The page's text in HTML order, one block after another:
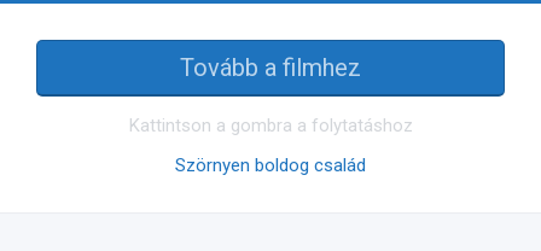
Tovább a filmhez
Kattintson a gombra a folytatáshoz
Szörnyen boldog család